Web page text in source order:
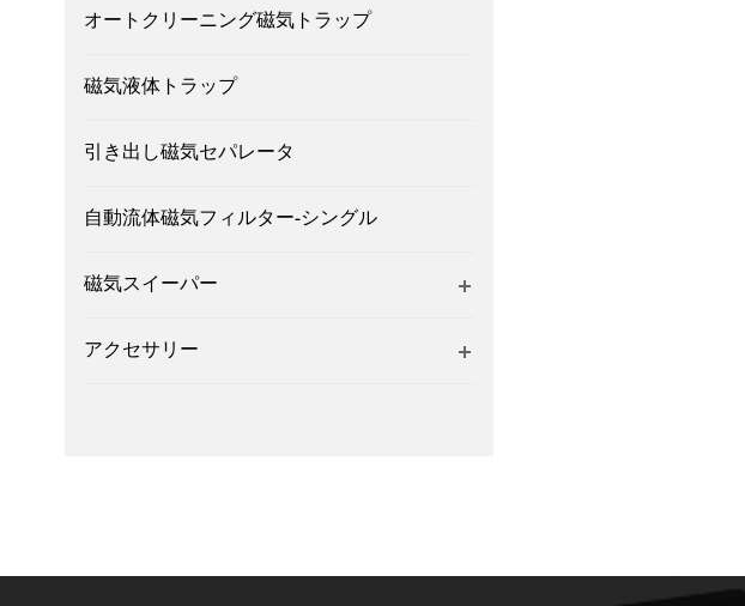
オートクリーニング磁気トラップ
磁気液体トラップ
引き出し磁気セパレータ
自動流体磁気フィルター-シングル
磁気スイーパー
アクセサリー